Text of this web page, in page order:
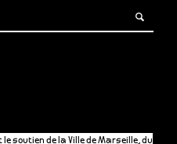
le soutien de la Ville de Marseille, du